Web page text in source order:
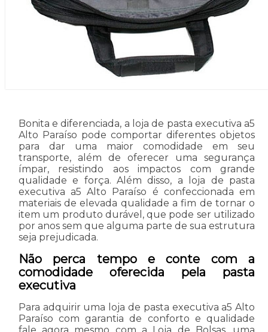
Bonita e diferenciada, a loja de pasta executiva a5
Alto Paraíso pode comportar diferentes objetos
para dar uma maior comodidade em seu
transporte, além de oferecer uma segurança
ímpar, resistindo aos impactos com grande
qualidade e força. Além disso, a loja de pasta
executiva a5 Alto Paraíso é confeccionada em
materiais de elevada qualidade a fim de tornar o
item um produto durável, que pode ser utilizado
por anos sem que alguma parte de sua estrutura
seja prejudicada.
Não perca tempo e conte com a
comodidade oferecida pela pasta
executiva
Para adquirir uma loja de pasta executiva a5 Alto
Paraíso com garantia de conforto e qualidade